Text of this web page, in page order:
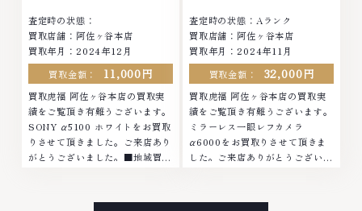
時間: 10:00～19:00定休日: 年中
無休
～19:00定休日: 年中無休
査定時の状態：
買取店舗：阿佐ヶ谷本店
買取年月：2024年12月
買取金額：
11,000円
買取虎福 阿佐ヶ谷本店の買取実
績をご覧頂き有難うございます。
SONY α5100 ホワイトをお買取
りさせて頂きました。ご来店あり
がとうございました。■地域買取
酒買取りのことなら、お任せくだ
査定時の状態：Aランク
買取店舗：阿佐ヶ谷本店
買取年月：2024年11月
買取金額：
32,000円
買取虎福 阿佐ヶ谷本店の買取実
績をご覧頂き有難うございます。
ミラーレス一眼レフカメラ
α6000をお買取りさせて頂きま
した。ご来店ありがとうございま
品 ブランド衣類 お酒買取りのこ